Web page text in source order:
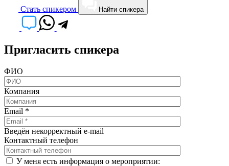
Cтать спикером Найти спикера
Пригласить спикера
ФИО
Компания
Email *
Введён некорректный e-mail
Контактный телефон
У меня есть информация о мероприятии: